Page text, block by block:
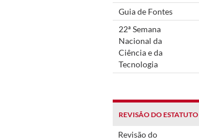
Guia de Fontes
22ª Semana
Nacional da
Ciência e da
Tecnologia
REVISÃO DO ESTATUTO
Revisão do